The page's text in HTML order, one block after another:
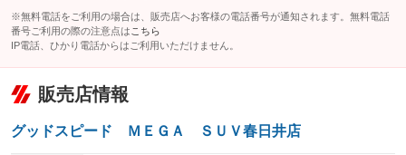
※無料電話をご利用の場合は、販売店へお客様の電話番号が通知されます。無料電話
番号ご利用の際の注意点は こちら
IP電話、ひかり電話からはご利用いただけません。
販売店情報
グッドスピード ＭＥＧＡ ＳＵＶ春日井店